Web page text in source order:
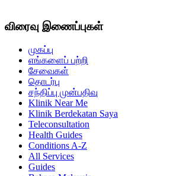
விரைவு இணைப்புகள்
முகப்பு
எங்களைப் பற்றி
சேவைகள்
தொடர்பு
சந்திப்பு முன்பதிவு
Klinik Near Me
Klinik Berdekatan Saya
Teleconsultation
Health Guides
Conditions A-Z
All Services
Guides